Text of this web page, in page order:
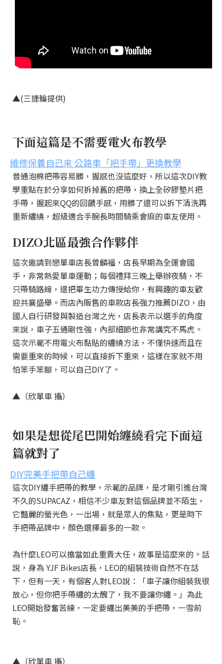
▲(三捷輪提供)
下面這篇是不需要電火布教學
維修保養自己來 公路車「把手帶」更換教學
普通泡棉把帶容易髒，握感也沒這麼好，所以這次DIY教
學重點在於分享如何拆掉舊的把帶，換上全矽膠墊片把
手帶，握起來QQ的回饋手感，用髒了還可以拆下清洗再
重新纏繞，超級適合手腕長時間騎乘會麻的車友使用。
DIZO北區最強合作夥伴
這次邀請到戀單車店長曾麟福，店長早期為全運會國
手，非常熱愛單車運動；每個禮拜三晚上舉辦夜騎，不
只帶騎路線，還把畢生功力傳授給你，有興趣的車友歡
迎共襄盛舉。而店內販售的車款店長強力推薦DIZO，由
國人自行研發與製造台灣之光，店長表示以選手的角度
來說，車子五通剛性強，內部細節也非常講究不馬虎。
這次示範不用電火布黏貼的纏繞方法，不僅快速而且在
需要重來的時候，可以直接拆下重來，這樣在家就不用
怕笨手笨腳，可以自己DIY了。
▲（欣單車 攝）
如果是想從尾巴開始纏繞看完下面這
篇就對了
DIY完美手把帶自己纏
這次DIY纏手把帶的教學，示範的品牌，是才剛引進台灣
不久的SUPACAZ，相信不少車友對這個品牌並不陌生，
它豔麗的螢光色，一出場，就是眾人的焦點，更是時下
手把帶品牌中，顏色選擇最多的一款。
為什麼LEO可以擔當如此重責大任，故事是這麼來的。話
說，身為 YJF Bikes店長，LEO的組裝技術自然不在話
下，但有一天，有個客人對LEO說：「車子讓你組裝我很
放心，但你把手帶纏的太醜了，我不要讓你纏。」為此
LEO開始發奮苦練，一定要纏出美美的手把帶，一雪前
恥。
▲（欣單車 攝）